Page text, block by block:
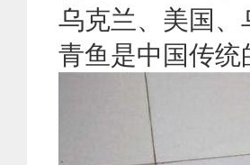
乌克兰、美国
青鱼是中国传